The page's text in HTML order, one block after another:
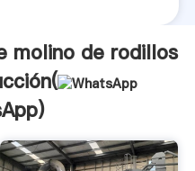
molino de rodillos
)